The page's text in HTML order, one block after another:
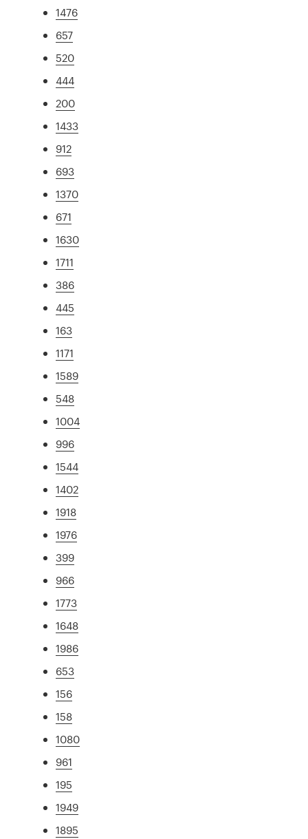
1476
657
520
444
200
1433
912
693
1370
671
1630
1711
386
445
163
1171
1589
548
1004
996
1544
1402
1918
1976
399
966
1773
1648
1986
653
156
158
1080
961
195
1949
1895